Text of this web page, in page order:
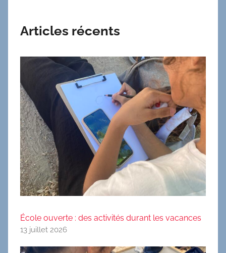
Articles récents
École ouverte : des activités durant les vacances
13 juillet 2026